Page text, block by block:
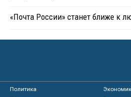
«Почта России» станет ближе к
Политика